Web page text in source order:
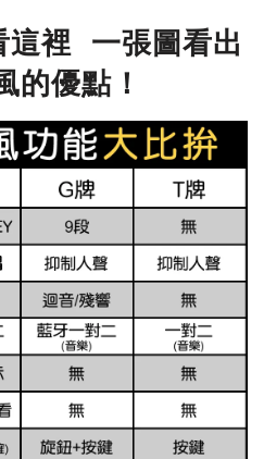
這裡 一張圖看出
的優點！